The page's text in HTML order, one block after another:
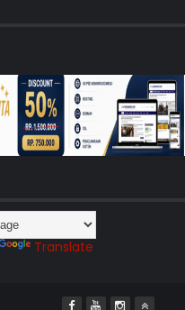
Translate